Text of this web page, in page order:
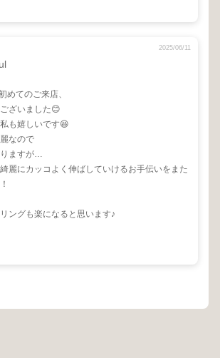
2025/06/11
めてのご来店、
ざいました😊
も嬉しいです😆
なので
ますが…
麗にカッコよく伸ばしていけるお手伝いをまた
ングも楽になると思います♪